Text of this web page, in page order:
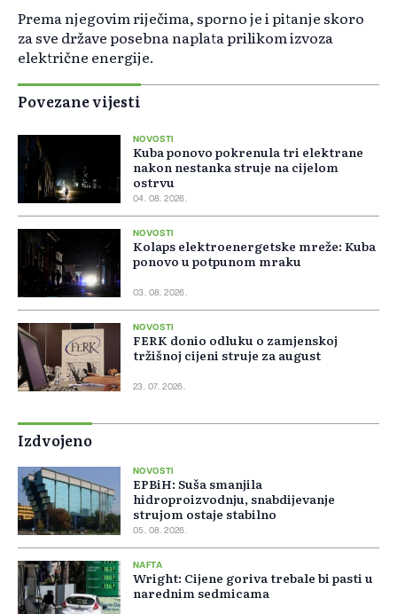
Prema njegovim riječima, sporno je i pitanje skoro
za sve države posebna naplata prilikom izvoza
električne energije.
Povezane vijesti
NOVOSTI
Kuba ponovo pokrenula tri elektrane
nakon nestanka struje na cijelom
ostrvu
04. 08. 2026.
NOVOSTI
Kolaps elektroenergetske mreže: Kuba
ponovo u potpunom mraku
03. 08. 2026.
NOVOSTI
FERK donio odluku o zamjenskoj
tržišnoj cijeni struje za august
23. 07. 2026.
Izdvojeno
NOVOSTI
EPBiH: Suša smanjila
hidroproizvodnju, snabdijevanje
strujom ostaje stabilno
05. 08. 2026.
NAFTA
Wright: Cijene goriva trebale bi pasti u
narednim sedmicama